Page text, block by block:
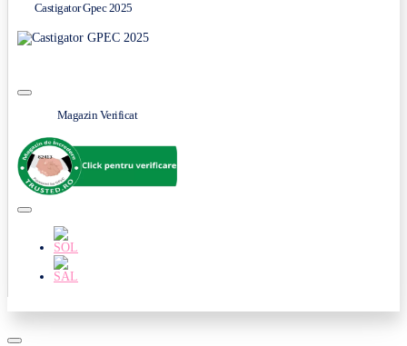
Castigator Gpec 2025
Magazin Verificat